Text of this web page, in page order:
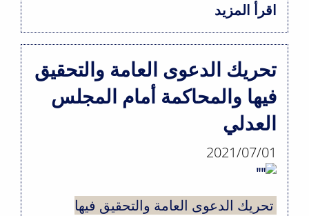
اقرأ المزيد
تغطية
من
قبل
تحريك الدعوى العامة والتحقيق
فيها والمحاكمة أمام المجلس
العدلي
2021/07/01
تحريك الدعوى العامة والتحقيق فيها